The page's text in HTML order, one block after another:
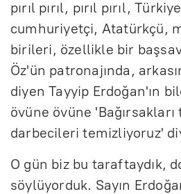
pırıl pırıl, pırıl pırıl,
cumhuriyetçi, Atatürkçü,
birileri, özellikle bir
Öz'ün patronajında,
diyen Tayyip Erdoğan'ın
övüne övüne
darbecileri temizliyoruz'
O gün biz bu taraftaydık,
söylüyorduk. Sayın